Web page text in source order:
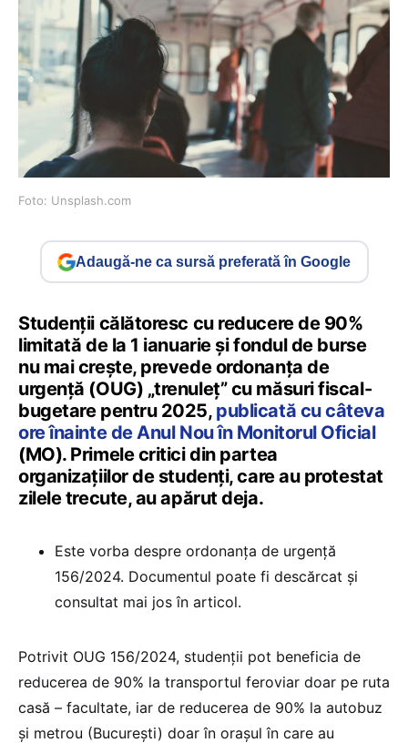
Foto: Unsplash.com
Adaugă-ne ca sursă preferată în Google
Studenții călătoresc cu reducere de 90%
limitată de la 1 ianuarie și fondul de burse
nu mai crește, prevede ordonanța de
urgență (OUG) „trenuleț” cu măsuri fiscal-
bugetare pentru 2025, publicată cu câteva
ore înainte de Anul Nou în Monitorul Oficial
(MO). Primele critici din partea
organizațiilor de studenți, care au protestat
zilele trecute, au apărut deja.
Este vorba despre ordonanța de urgență
156/2024. Documentul poate fi descărcat și
consultat mai jos în articol.
Potrivit OUG 156/2024, studenții pot beneficia de
reducerea de 90% la transportul feroviar doar pe ruta
casă – facultate, iar de reducerea de 90% la autobuz
și metrou (București) doar în orașul în care au